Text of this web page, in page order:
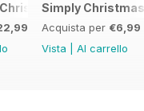
Bundle
Simply
Acquista per €6,99
Vista
Al carrello